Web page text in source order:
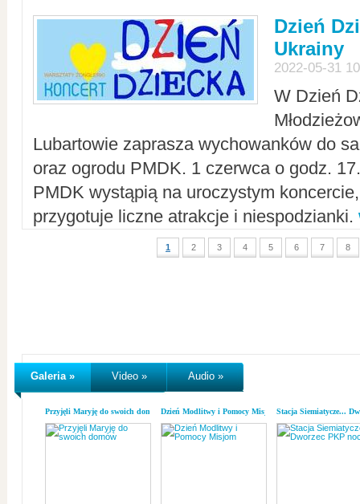
Dzień
Ukrainy
2022-05-31
W Dzień
Lubartowie zaprasza wychowanków do
oraz ogrodu PMDK. 1 czerwca o godz.
PMDK wystąpią na uroczystym
przygotuje liczne atrakcje i niespodzianki.
1 2 3 4 5 6 7 8
Galeria » Video » Audio »
Przyjęli Maryję do swoich domówDzień Modlitwy i Pomocy MisjomStacja Siemiatycze...